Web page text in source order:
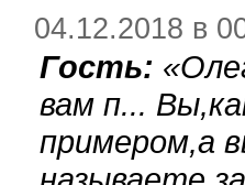
04.12.2018 в
Гость: «
вам п...
примером,а